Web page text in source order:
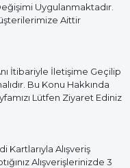
Uygulanmaktadır.
Aittir
İtibariyle İletişime Geçilip
Bu Konu Hakkında
Lütfen Ziyaret Ediniz
Kartlarıyla Alışveriş
Alışverişlerinizde 3